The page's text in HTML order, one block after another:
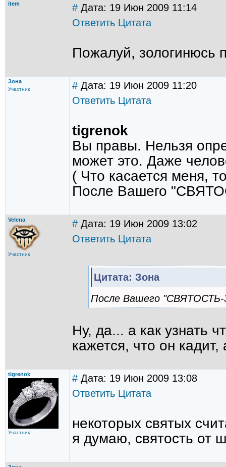
item # Дата: 19 Июн 2009 11:14
Ответить Цитата
Пожалуй, зологинюсь
Зона
Участник # Дата: 19 Июн 2009 11:20
Ответить Цитата
tigrenok
Вы правы. Нельзя
может это. Даже
( Что касается меня,
После Вашего
Velena
Участник
# Дата: 19 Июн 2009 13:02
Ответить Цитата
Цитата: Зона
После Вашего
Ну, да... а как узнать
кажется, что он
tigrenok
Участник
# Дата: 19 Июн 2009 13:08
Ответить Цитата
некоторых святых
я думаю, святость от